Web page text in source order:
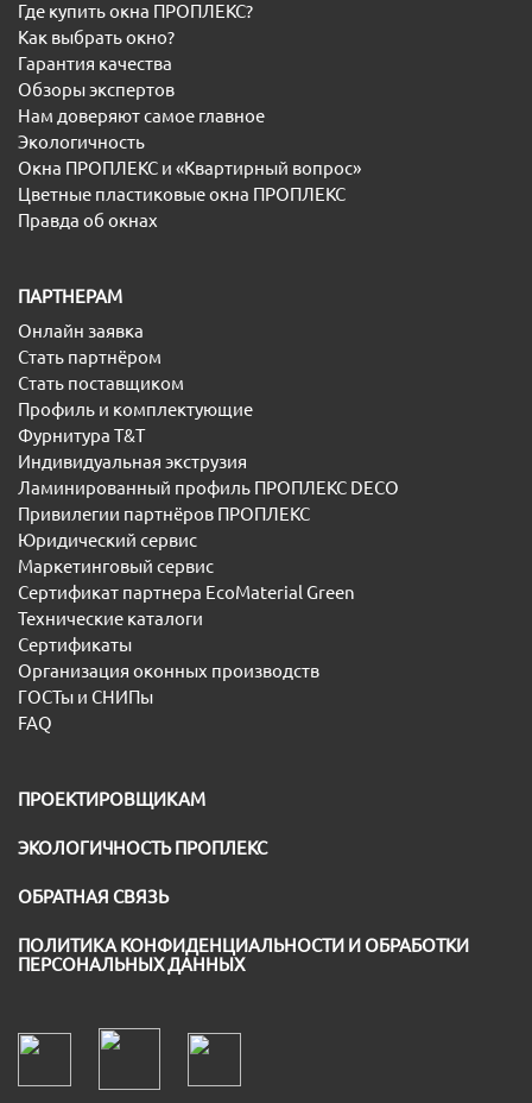
Где купить окна ПРОПЛЕКС?
Как выбрать окно?
Гарантия качества
Обзоры экспертов
Нам доверяют самое главное
Экологичность
Окна ПРОПЛЕКС и «Квартирный вопрос»
Цветные пластиковые окна ПРОПЛЕКС
Правда об окнах
ПАРТНЕРАМ
Онлайн заявка
Стать партнёром
Стать поставщиком
Профиль и комплектующие
Фурнитура T&T
Индивидуальная экструзия
Ламинированный профиль ПРОПЛЕКС DECO
Привилегии партнёров ПРОПЛЕКС
Юридический сервис
Маркетинговый сервис
Сертификат партнера EcoMaterial Green
Технические каталоги
Сертификаты
Организация оконных производств
ГОСТы и СНИПы
FAQ
ПРОЕКТИРОВЩИКАМ
ЭКОЛОГИЧНОСТЬ ПРОПЛЕКС
ОБРАТНАЯ СВЯЗЬ
ПОЛИТИКА КОНФИДЕНЦИАЛЬНОСТИ И ОБРАБОТКИ
ПЕРСОНАЛЬНЫХ ДАННЫХ